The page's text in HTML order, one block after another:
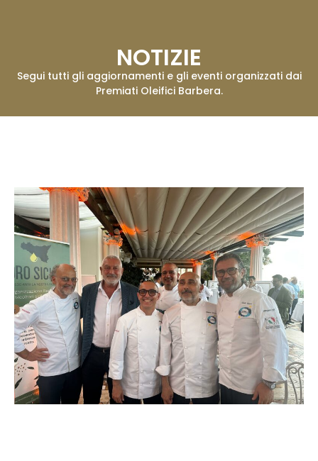
NOTIZIE
Segui tutti gli aggiornamenti e gli eventi organizzati dai
Premiati Oleifici Barbera.